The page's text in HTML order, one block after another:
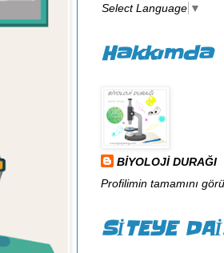
Select Language ▼
Hakkımda
BİYOLOJİ DURAĞI
Profilimin tamamını
SİTEYE